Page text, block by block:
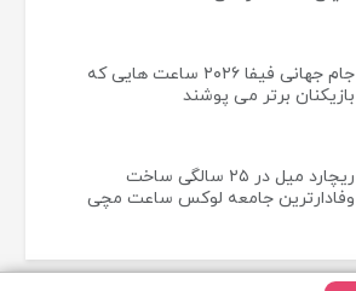
جام جهانی فیفا ۲۰۲۶ ساعت هایی که
بازیکنان برتر می پوشند
ریچارد میل در ۲۵ سالگی ساخت
وفادارترین جامعه لوکس ساعت مچی